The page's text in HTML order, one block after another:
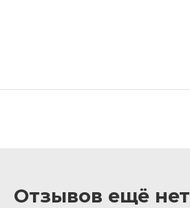
Отзывов ещё нет